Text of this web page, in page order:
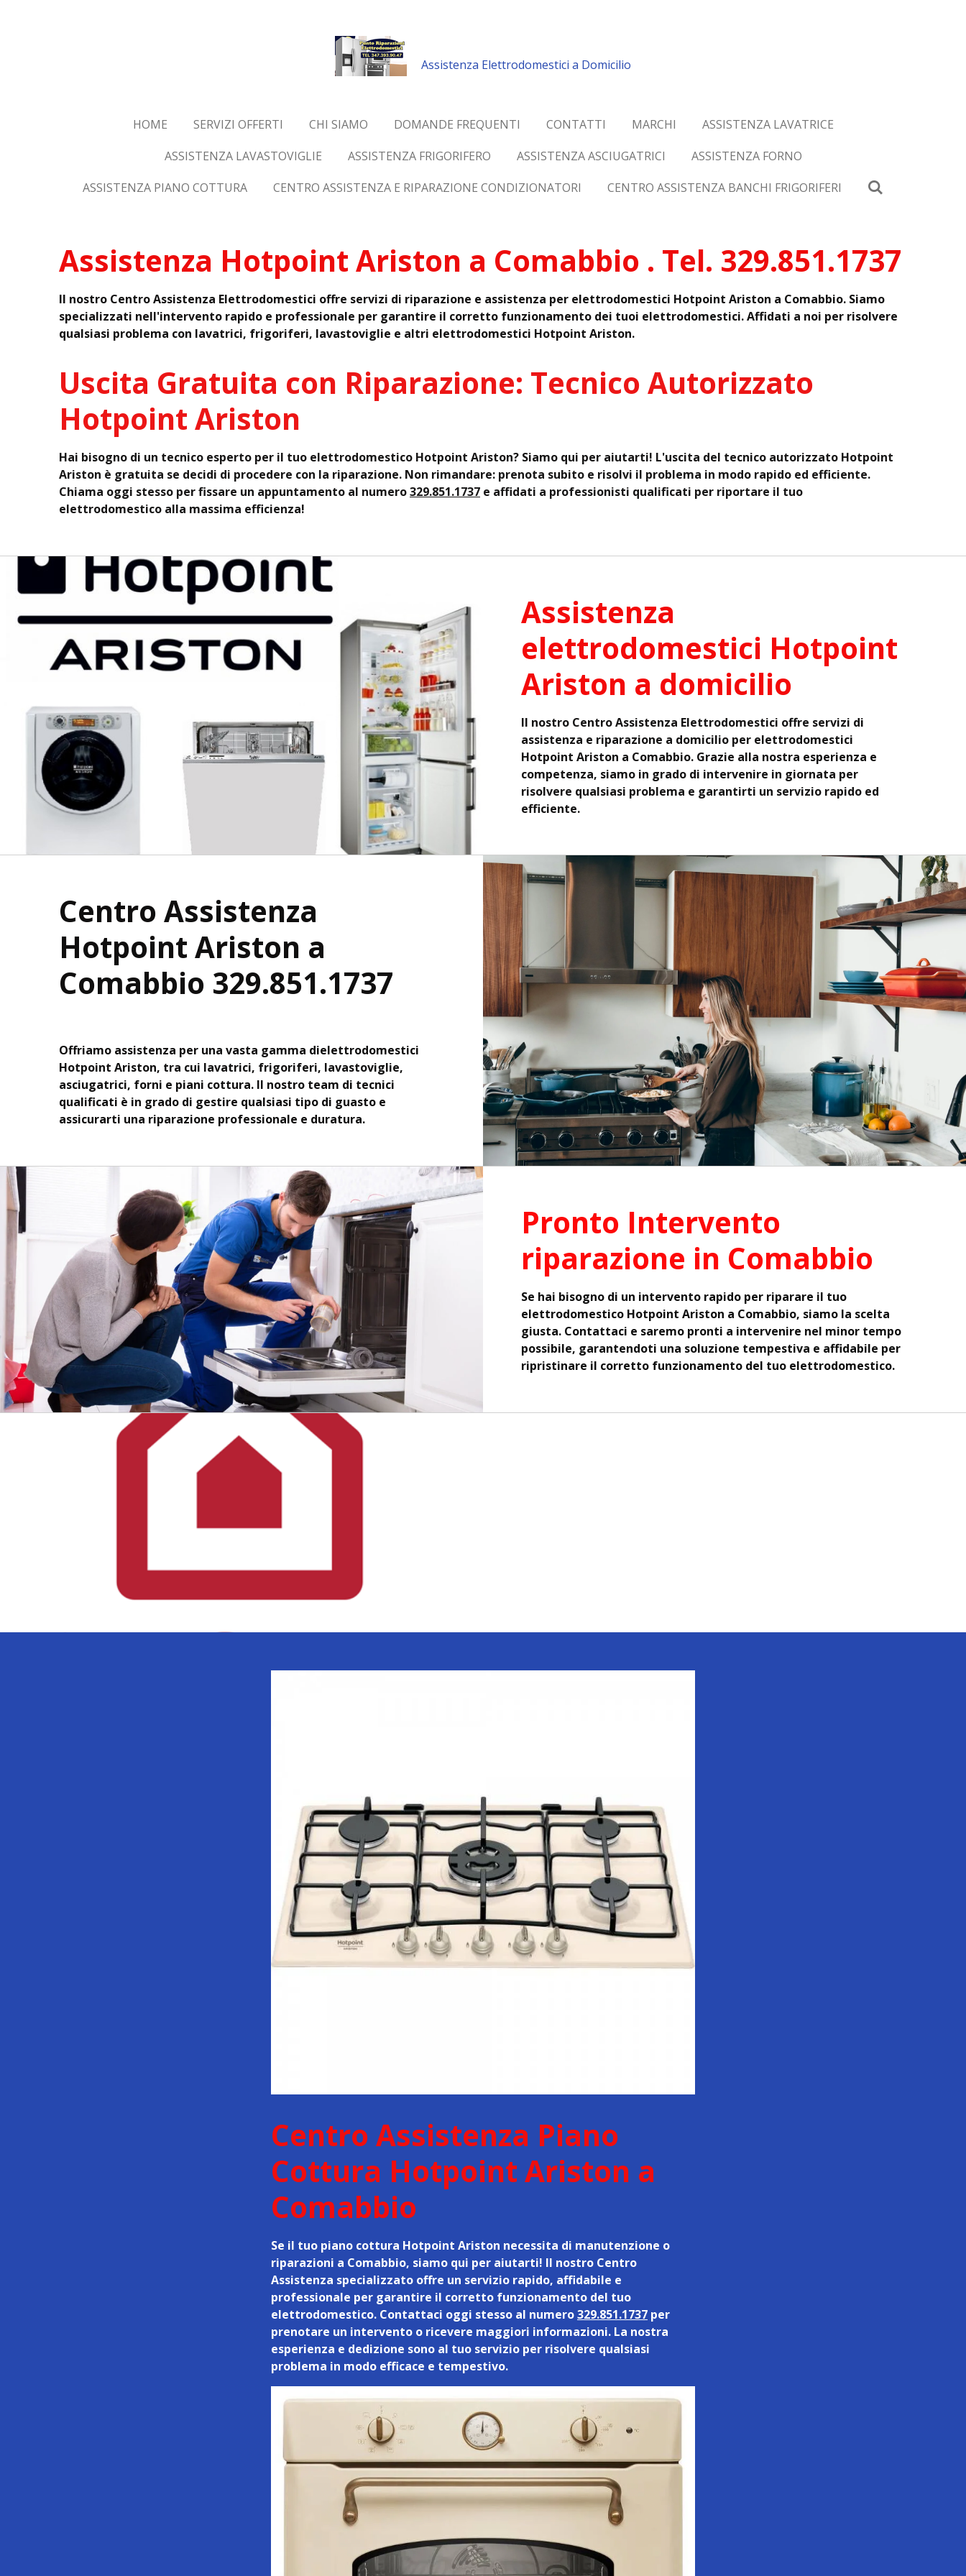
Assistenza Elettrodomestici a Domicilio
HOME SERVIZI OFFERTI CHI SIAMO DOMANDE FREQUENTI CONTATTI MARCHI
ASSISTENZA LAVATRICE
ASSISTENZA LAVASTOVIGLIE
ASSISTENZA FRIGORIFERO ASSISTENZA ASCIUGATRICI
ASSISTENZA FORNO
ASSISTENZA PIANO COTTURA
CENTRO ASSISTENZA E RIPARAZIONE CONDIZIONATORI CENTRO ASSISTENZA BANCHI FRIGORIFERI
Assistenza Hotpoint Ariston a Comabbio . Tel. 329.851.1737
Il nostro Centro Assistenza Elettrodomestici offre servizi di riparazione e assistenza per elettrodomestici Hotpoint Ariston a Comabbio. Siamo
specializzati nell'intervento rapido e professionale per garantire il corretto funzionamento dei tuoi elettrodomestici. Affidati a noi per risolvere
qualsiasi problema con lavatrici, frigoriferi, lavastoviglie e altri elettrodomestici Hotpoint Ariston.
Uscita Gratuita con Riparazione: Tecnico Autorizzato
Hotpoint Ariston
Hai bisogno di un tecnico esperto per il tuo elettrodomestico Hotpoint Ariston? Siamo qui per aiutarti! L'uscita del tecnico autorizzato Hotpoint
Ariston è gratuita se decidi di procedere con la riparazione. Non rimandare: prenota subito e risolvi il problema in modo rapido ed efficiente.
Chiama oggi stesso per fissare un appuntamento al numero329.851.1737 e affidati a professionisti qualificati per riportare il tuo
elettrodomestico alla massima efficienza!
Assistenza
elettrodomestici Hotpoint
Ariston a domicilio
Il nostro Centro Assistenza Elettrodomestici offre servizi di
assistenza e riparazione a domicilio per elettrodomestici
Hotpoint Ariston a Comabbio. Grazie alla nostra esperienza e
competenza, siamo in grado di intervenire in giornata per
risolvere qualsiasi problema e garantirti un servizio rapido ed
efficiente.
Centro Assistenza
Hotpoint Ariston a
Comabbio 329.851.1737
Offriamo assistenza per una vasta gamma dielettrodomestici
Hotpoint Ariston, tra cui lavatrici, frigoriferi, lavastoviglie,
asciugatrici, forni e piani cottura. Il nostro team di tecnici
qualificati è in grado di gestire qualsiasi tipo di guasto e
assicurarti una riparazione professionale e duratura.
Pronto Intervento
riparazione in Comabbio
Se hai bisogno di un intervento rapido per riparare il tuo
elettrodomestico Hotpoint Ariston a Comabbio, siamo la scelta
giusta. Contattaci e saremo pronti a intervenire nel minor tempo
possibile, garantendoti una soluzione tempestiva e affidabile per
ripristinare il corretto funzionamento del tuo elettrodomestico.
Centro Assistenza Piano
Cottura Hotpoint Ariston a
Comabbio
Se il tuo piano cottura Hotpoint Ariston necessita di manutenzione o
riparazioni a Comabbio, siamo qui per aiutarti! Il nostro Centro
Assistenza specializzato offre un servizio rapido, affidabile e
professionale per garantire il corretto funzionamento del tuo
elettrodomestico. Contattaci oggi stesso al numero329.851.1737 per
prenotare un intervento o ricevere maggiori informazioni. La nostra
esperienza e dedizione sono al tuo servizio per risolvere qualsiasi
problema in modo efficace e tempestivo.